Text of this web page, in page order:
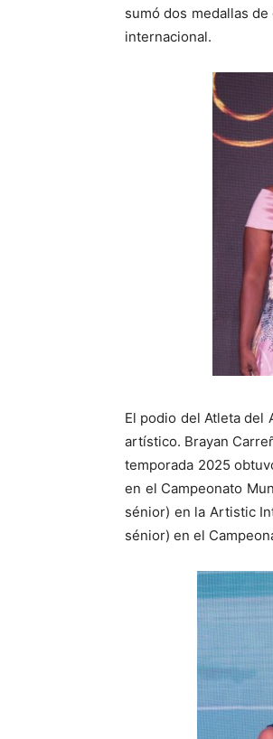
sumó dos medallas
internacional.
El podio del Atleta del
artístico. Brayan
temporada 2025
en el Campeonato
sénior) en la Artistic
sénior) en el